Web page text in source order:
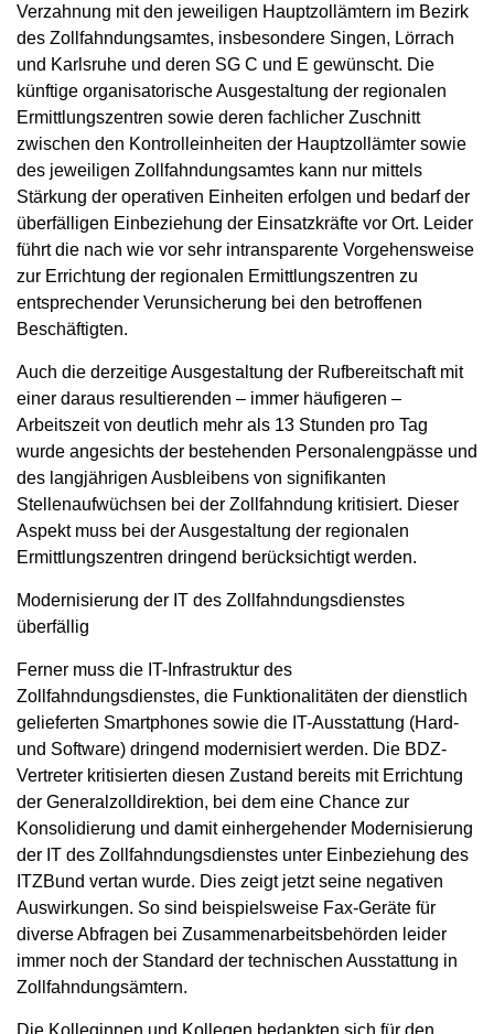
Verzahnung mit den jeweiligen Hauptzollämtern im Bezirk
des Zollfahndungsamtes, insbesondere Singen, Lörrach
und Karlsruhe und deren SG C und E gewünscht. Die
künftige organisatorische Ausgestaltung der regionalen
Ermittlungszentren sowie deren fachlicher Zuschnitt
zwischen den Kontrolleinheiten der Hauptzollämter sowie
des jeweiligen Zollfahndungsamtes kann nur mittels
Stärkung der operativen Einheiten erfolgen und bedarf der
überfälligen Einbeziehung der Einsatzkräfte vor Ort. Leider
führt die nach wie vor sehr intransparente Vorgehensweise
zur Errichtung der regionalen Ermittlungszentren zu
entsprechender Verunsicherung bei den betroffenen
Beschäftigten.
Auch die derzeitige Ausgestaltung der Rufbereitschaft mit
einer daraus resultierenden – immer häufigeren –
Arbeitszeit von deutlich mehr als 13 Stunden pro Tag
wurde angesichts der bestehenden Personalengpässe und
des langjährigen Ausbleibens von signifikanten
Stellenaufwüchsen bei der Zollfahndung kritisiert. Dieser
Aspekt muss bei der Ausgestaltung der regionalen
Ermittlungszentren dringend berücksichtigt werden.
Modernisierung der IT des Zollfahndungsdienstes
überfällig
Ferner muss die IT-Infrastruktur des
Zollfahndungsdienstes, die Funktionalitäten der dienstlich
gelieferten Smartphones sowie die IT-Ausstattung (Hard-
und Software) dringend modernisiert werden. Die BDZ-
Vertreter kritisierten diesen Zustand bereits mit Errichtung
der Generalzolldirektion, bei dem eine Chance zur
Konsolidierung und damit einhergehender Modernisierung
der IT des Zollfahndungsdienstes unter Einbeziehung des
ITZBund vertan wurde. Dies zeigt jetzt seine negativen
Auswirkungen. So sind beispielsweise Fax-Geräte für
diverse Abfragen bei Zusammenarbeitsbehörden leider
immer noch der Standard der technischen Ausstattung in
Zollfahndungsämtern.
Die Kolleginnen und Kollegen bedankten sich für den